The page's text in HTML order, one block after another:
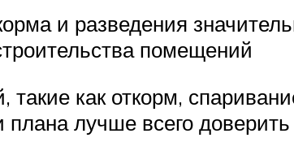
и разведения
помещений
как откорм,
плана лучше всего